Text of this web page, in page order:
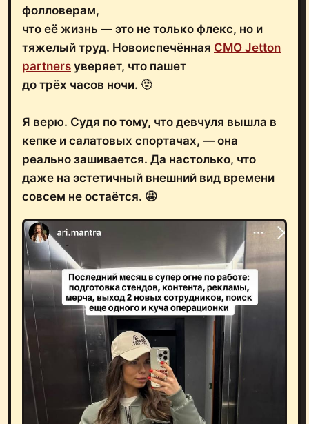
фолловерам,
что её жизнь — это не только флекс, но и
тяжелый труд. Новоиспечённая CMO Jetton
partners уверяет, что пашет
до трёх часов ночи. 🫥
Я верю. Судя по тому, что девчуля вышла в
кепке и салатовых спортачах, — она
реально зашивается. Да настолько, что
даже на эстетичный внешний вид времени
совсем не остаётся. 🤩